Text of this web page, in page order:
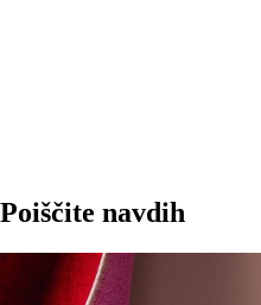
Poiščite navdih